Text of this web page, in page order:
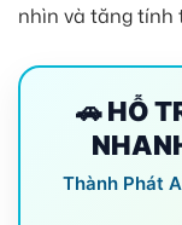
nhìn và tăng tính
🚗 HỖ
Thành Phát